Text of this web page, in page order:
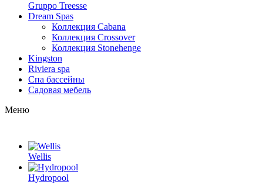
Gruppo Treesse
Dream Spas
Коллекция Cabana
Коллекция Crossover
Коллекция Stonehenge
Kingston
Riviera spa
Спа бассейны
Садовая мебель
Меню
Wellis
Hydropool